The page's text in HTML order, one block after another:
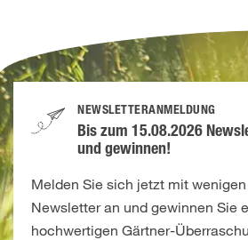
NEWSLETTERANMELDUNG
Bis zum 15.08.2026
und gewinnen!
Melden Sie sich jetzt mit
Newsletter an und gewinnen Sie
hochwertigen Gärtner-